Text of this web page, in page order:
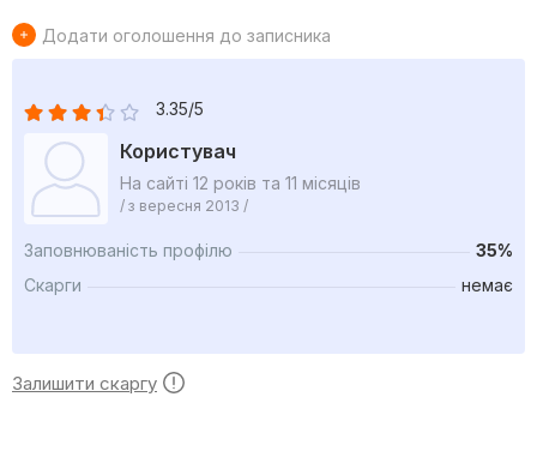
Додати оголошення до записника
3.35/5
Користувач
На сайті 12 років та 11 місяців
/ з вересня 2013 /
Заповнюваність профілю
35%
Скарги
немає
Залишити скаргу